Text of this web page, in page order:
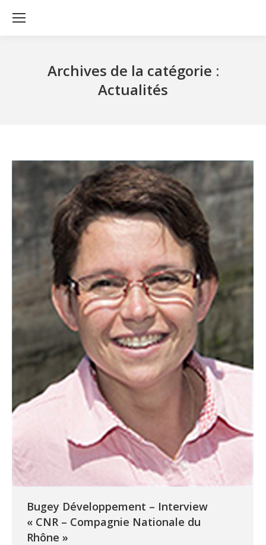
Archives de la catégorie :
Actualités
Bugey Développement – Interview
« CNR – Compagnie Nationale du
Rhône »